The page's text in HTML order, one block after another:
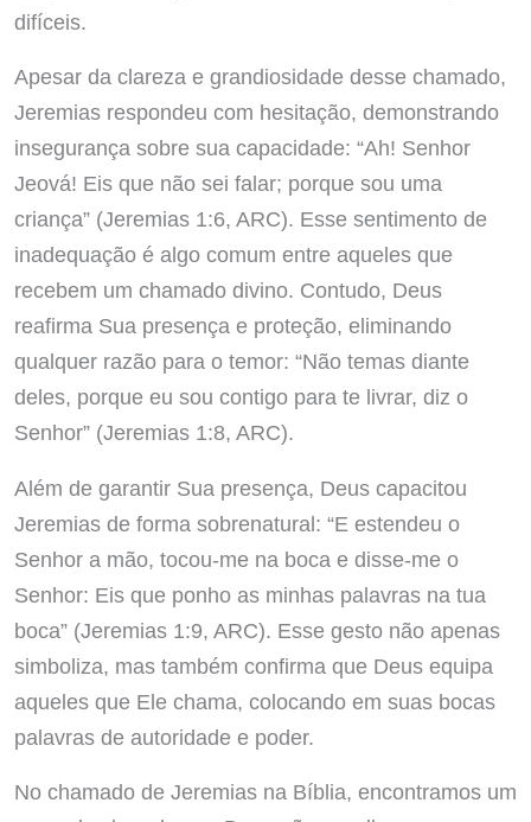
difíceis.
Apesar da clareza e grandiosidade desse chamado,
Jeremias respondeu com hesitação, demonstrando
insegurança sobre sua capacidade: “Ah! Senhor
Jeová! Eis que não sei falar; porque sou uma
criança” (Jeremias 1:6, ARC). Esse sentimento de
inadequação é algo comum entre aqueles que
recebem um chamado divino. Contudo, Deus
reafirma Sua presença e proteção, eliminando
qualquer razão para o temor: “Não temas diante
deles, porque eu sou contigo para te livrar, diz o
Senhor” (Jeremias 1:8, ARC).
Além de garantir Sua presença, Deus capacitou
Jeremias de forma sobrenatural: “E estendeu o
Senhor a mão, tocou-me na boca e disse-me o
Senhor: Eis que ponho as minhas palavras na tua
boca” (Jeremias 1:9, ARC). Esse gesto não apenas
simboliza, mas também confirma que Deus equipa
aqueles que Ele chama, colocando em suas bocas
palavras de autoridade e poder.
No chamado de Jeremias na Bíblia, encontramos um